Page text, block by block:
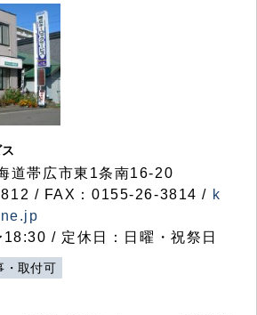
帯広市東1条南16-20
/ FAX：0155-26-3814 / k
/ 定休日：日曜・祝祭日
・取付可